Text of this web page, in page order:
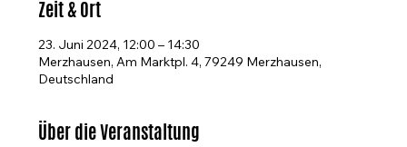
Zeit & Ort
23. Juni 2024, 12:00 – 14:30
Merzhausen, Am Marktpl. 4, 79249 Merzhausen,
Deutschland
Über die Veranstaltung